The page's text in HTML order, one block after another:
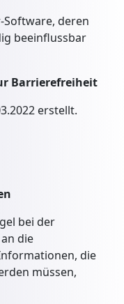
deren
beeinflussbar
Barrierefreiheit
erstellt.
bei der
die
die
müssen,